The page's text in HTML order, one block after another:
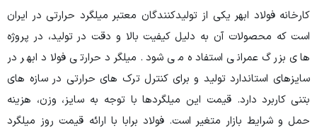
کارخانه فولاد ابهر یکی از تولیدکنندگان معتبر میلگرد حرارتی در ایران
است که محصولات آن به دلیل کیفیت بالا و دقت در تولید، در پروژه
های بزرگ عمرانی استفاده می شود. میلگرد حرارتی فولاد ابهر در
سایزهای استاندارد تولید و برای کنترل ترک های حرارتی در سازه های
بتنی کاربرد دارد. قیمت این میلگردها با توجه به سایز، وزن، هزینه
حمل و شرایط بازار متغیر است. فولاد برابا با ارائه قیمت روز میلگرد